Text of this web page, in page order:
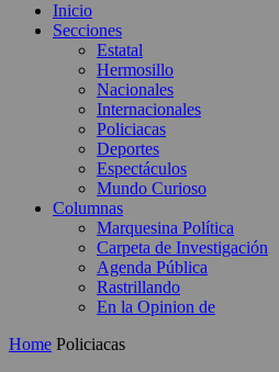
Inicio
Secciones
Estatal
Hermosillo
Nacionales
Internacionales
Policiacas
Deportes
Espectáculos
Mundo Curioso
Columnas
Marquesina Política
Carpeta de Investigación
Agenda Pública
Rastrillando
En la Opinion de
Home Policiacas